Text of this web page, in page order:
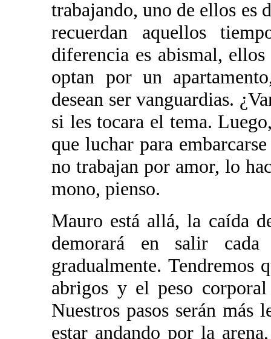
trabajando, uno de ellos es
recuerdan aquellos
diferencia es abismal,
optan por un
desean ser vanguardias.
si les tocara el tema.
que luchar para
no trabajan por amor, lo
mono, pienso.
Mauro está allá, la caída
demorará en salir
gradualmente. Tendremos
abrigos y el peso
Nuestros pasos serán más
estar andando por la